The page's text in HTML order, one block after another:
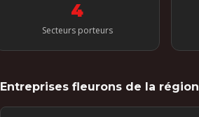
4
Secteurs porteurs
Entreprises fleurons de la région